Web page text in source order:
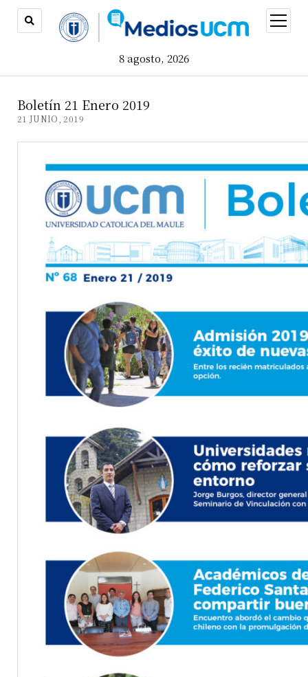
8 agosto, 2026
open
menu
Boletín 21 Enero 2019
21 JUNIO, 2019